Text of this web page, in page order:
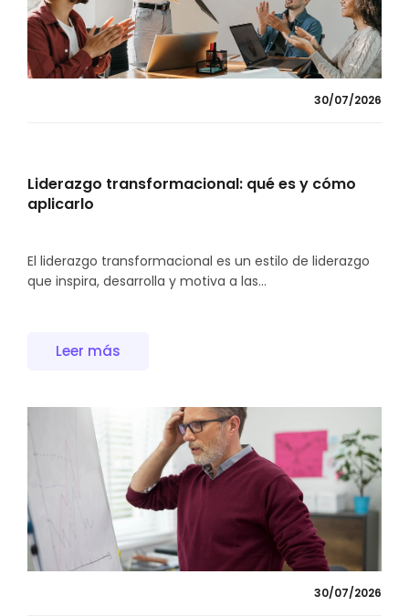
30/07/2026
Liderazgo transformacional: qué es y cómo
aplicarlo
El liderazgo transformacional es un estilo de liderazgo
que inspira, desarrolla y motiva a las...
Leer más
30/07/2026